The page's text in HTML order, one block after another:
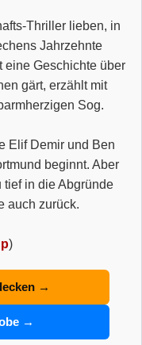
Thriller lieben, in
Jahrzehnte
eine Geschichte über
gärt, erzählt mit
Sog.
Elif Demir und Ben
beginnt. Aber
in die Abgründe
auch zurück.
)
→
→